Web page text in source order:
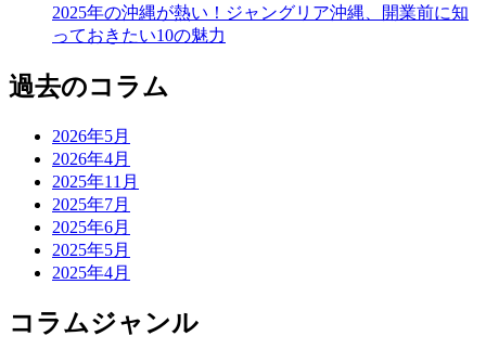
2025年の沖縄が熱い！ジャングリア沖縄、開業前に知
っておきたい10の魅力
過去のコラム
2026年5月
2026年4月
2025年11月
2025年7月
2025年6月
2025年5月
2025年4月
コラムジャンル